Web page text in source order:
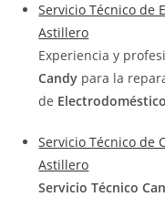
Servicio Técnico de
Astillero
Experiencia y
Candy para la
de
Servicio Técnico de
Astillero
Servicio Técnico